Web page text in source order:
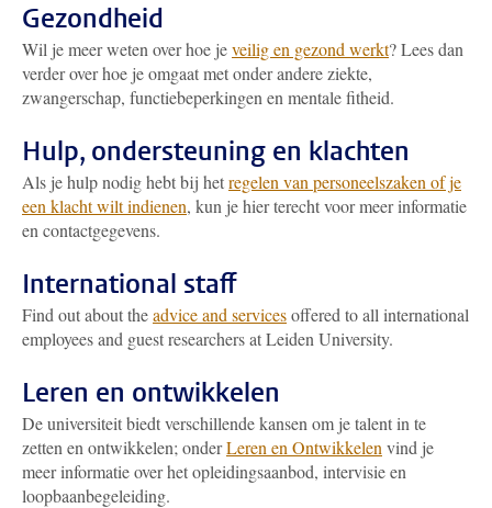
Gezondheid
Wil je meer weten over hoe jeveilig en gezond werkt? Lees dan
verder over hoe je omgaat met onder andere ziekte,
zwangerschap, functiebeperkingen en mentale fitheid.
Hulp, ondersteuning en klachten
Als je hulp nodig hebt bij hetregelen van personeelszaken of je
een klacht wilt indienen, kun je hier terecht voor meer informatie
en contactgegevens.
International staff
Find out about theadvice and servicesoffered to all international
employees and guest researchers at Leiden University.
Leren en ontwikkelen
De universiteit biedt verschillende kansen om je talent in te
zetten en ontwikkelen; onderLeren en Ontwikkelen vind je
meer informatie over het opleidingsaanbod, intervisie en
loopbaanbegeleiding.